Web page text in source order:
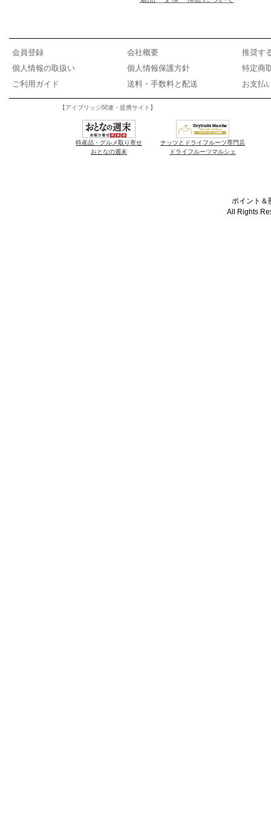
会員登録 会社概要
推奨す
個人情報の取扱い
個人情報保護方針
特定商
ご利用ガイド
送料・手数料と配送 お支払
【アイブリッジ関連・提携サイト】
特産品・グルメ取り寄せ
おとなの週末
ナッツとドライフルーツ専門店
ドライフルーツマルシェ
ポイント＆
All Rights